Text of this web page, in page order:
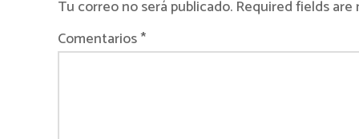
Tu correo no será publicado. Required fields are
Comentarios *